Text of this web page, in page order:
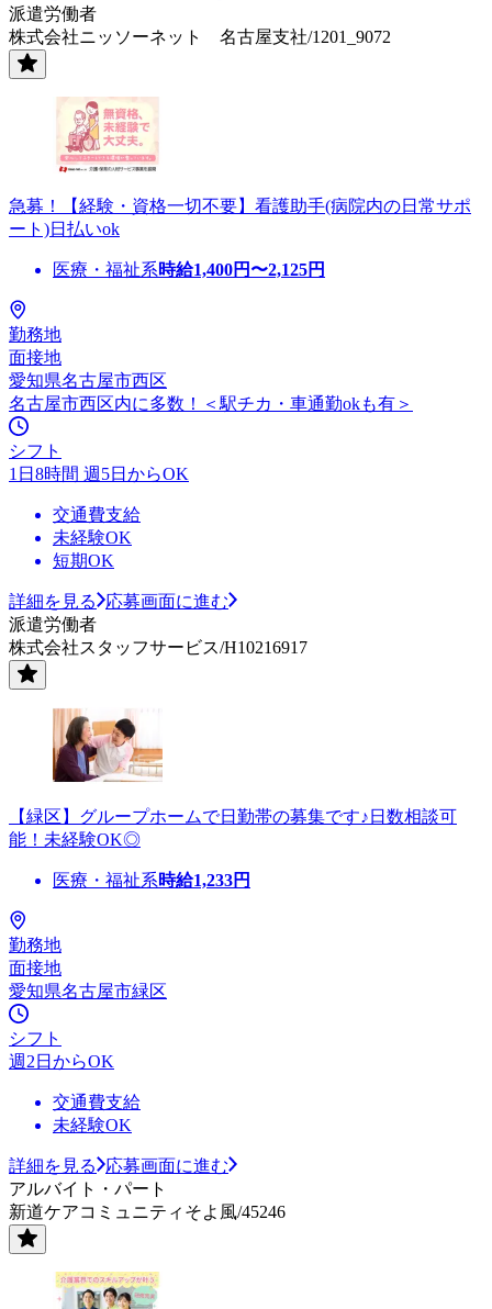
派遣労働者
株式会社ニッソーネット 名古屋支社/1201_9072
急募！【経験・資格一切不要】看護助手(病院内の日常サポ
ート)日払いok
医療・福祉系時給1,400円〜2,125円
勤務地
面接地
愛知県名古屋市西区
名古屋市西区内に多数！＜駅チカ・車通勤okも有＞
シフト
1日8時間 週5日からOK
交通費支給
未経験OK
短期OK
詳細を見る
応募画面に進む
派遣労働者
株式会社スタッフサービス/H10216917
【緑区】グループホームで日勤帯の募集です♪日数相談可
能！未経験OK◎
医療・福祉系時給1,233円
勤務地
面接地
愛知県名古屋市緑区
シフト
週2日からOK
交通費支給
未経験OK
詳細を見る
応募画面に進む
アルバイト・パート
新道ケアコミュニティそよ風/45246